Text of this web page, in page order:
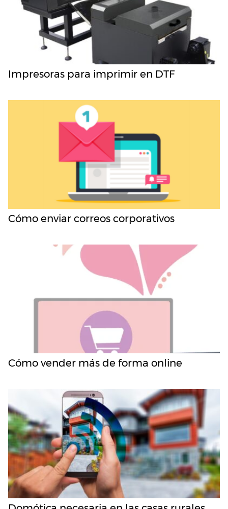
Impresoras para imprimir en DTF
Cómo enviar correos corporativos
Cómo vender más de forma online